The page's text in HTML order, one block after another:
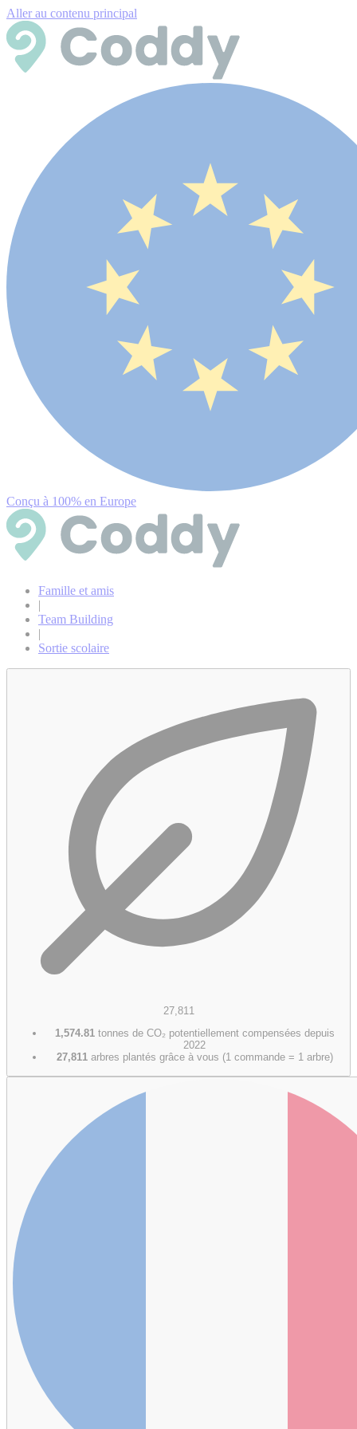
Aller au contenu principal
Conçu à 100% en Europe
Famille et amis
|
Team Building
|
Sortie scolaire
27,811
1,574.81tonnes de CO₂ potentiellement compensées depuis
2022
27,811 arbres plantés grâce à vous (1 commande = 1 arbre)